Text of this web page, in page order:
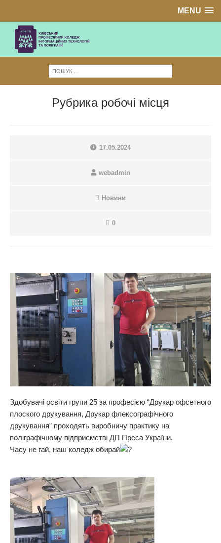
MENU
Рубрика робочі місця
17.05.2024
webadmin
Новини
0
Здобувачі освіти групи 25 за професією “Друкар офсетного
плоского друкування, Друкар флексографічного
друкування” проходять виробничу практику на
поліграфічному підприємстві ДП Преса України.
Часу не гай, наш коледж обирай